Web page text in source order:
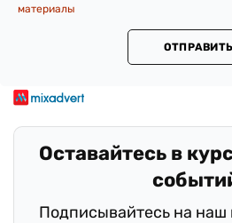
материалы
ОТПРАВИТЬ
Оставайтесь в
Подписывайтесь на наш